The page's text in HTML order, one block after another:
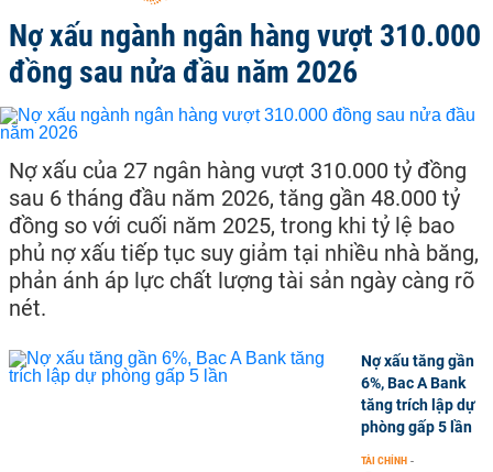
Nợ xấu ngành ngân hàng vượt 310.000
đồng sau nửa đầu năm 2026
Nợ xấu của 27 ngân hàng vượt 310.000 tỷ đồng
sau 6 tháng đầu năm 2026, tăng gần 48.000 tỷ
đồng so với cuối năm 2025, trong khi tỷ lệ bao
phủ nợ xấu tiếp tục suy giảm tại nhiều nhà băng,
phản ánh áp lực chất lượng tài sản ngày càng rõ
nét.
Nợ xấu tăng gần
6%, Bac A Bank
tăng trích lập dự
phòng gấp 5 lần
TÀI CHÍNH -